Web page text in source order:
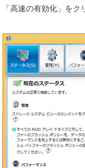
「高速の有効化」をク